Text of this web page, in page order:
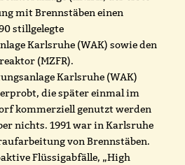
mit Brennstäben einen
stillgelegte
Karlsruhe (WAK) sowie den
(MZFR).
Karlsruhe (WAK)
die später einmal im
kommerziell genutzt werden
nichts. 1991 war in Karlsruhe
von Brennstäben.
Flüssigabfälle, „High